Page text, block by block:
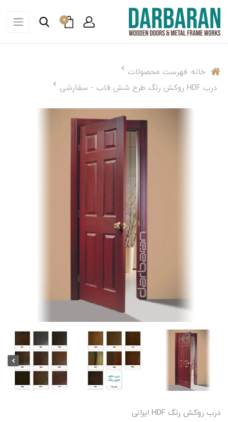
0
خانه فهرست محصولات
درب HDF روکش رنگ طرح شش قاب - سفارشی
درب روکش رنگ HDF ایرانی